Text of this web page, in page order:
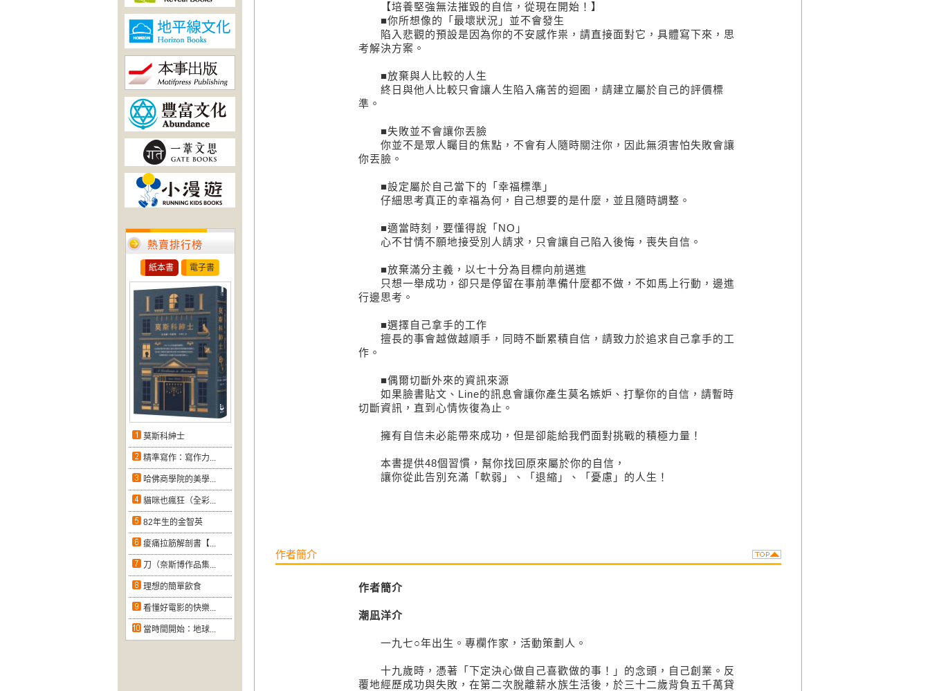
熱賣排行榜
紙本書 電子書
莫斯科紳士
精準寫作：寫作力...
哈佛商學院的美學...
貓咪也瘋狂（全彩...
82年生的金智英
痠痛拉筋解剖書【...
刀（奈斯博作品集...
理想的簡單飲食
看懂好電影的快樂...
當時間開始：地球...
【培養堅強無法摧毀的自信，從現在開始！】
■你所想像的「最壞狀況」並不會發生
陷入悲觀的預設是因為你的不安感作祟，請直接面對它，具體寫下來，思
考解決方案。
■放棄與人比較的人生
終日與他人比較只會讓人生陷入痛苦的迴圈，請建立屬於自己的評價標
準。
■失敗並不會讓你丟臉
你並不是眾人矚目的焦點，不會有人隨時關注你，因此無須害怕失敗會讓
你丟臉。
■設定屬於自己當下的「幸福標準」
仔細思考真正的幸福為何，自己想要的是什麼，並且隨時調整。
■適當時刻，要懂得說「NO」
心不甘情不願地接受別人請求，只會讓自己陷入後悔，喪失自信。
■放棄滿分主義，以七十分為目標向前邁進
只想一舉成功，卻只是停留在事前準備什麼都不做，不如馬上行動，邊進
行邊思考。
■選擇自己拿手的工作
擅長的事會越做越順手，同時不斷累積自信，請致力於追求自己拿手的工
作。
■偶爾切斷外來的資訊來源
如果臉書貼文、Line的訊息會讓你產生莫名嫉妒、打擊你的自信，請暫時
切斷資訊，直到心情恢復為止。
擁有自信未必能帶來成功，但是卻能給我們面對挑戰的積極力量！
本書提供48個習慣，幫你找回原來屬於你的自信，
讓你從此告別充滿「軟弱」、「退縮」、「憂慮」的人生！
作者簡介
作者簡介
潮凪洋介
一九七○年出生。專欄作家，活動策劃人。
十九歲時，憑著「下定決心做自己喜歡做的事！」的念頭，自己創業。反
覆地經歷成功與失敗，在第二次脫離薪水族生活後，於三十二歲背負五千萬貸